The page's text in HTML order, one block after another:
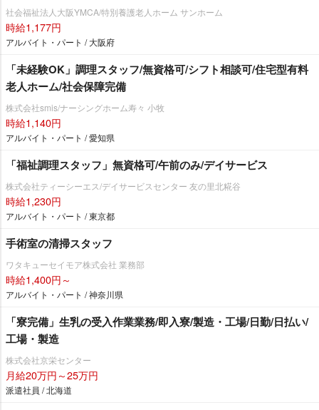
社会福祉法人大阪YMCA/特別養護老人ホーム サンホーム
時給1,177円
アルバイト・パート / 大阪府
「未経験OK」調理スタッフ/無資格可/シフト相談可/住宅型有料
老人ホーム/社会保障完備
株式会社smis/ナーシングホーム寿々 小牧
時給1,140円
アルバイト・パート / 愛知県
「福祉調理スタッフ」無資格可/午前のみ/デイサービス
株式会社ティーシーエス/デイサービスセンター 友の里北糀谷
時給1,230円
アルバイト・パート / 東京都
手術室の清掃スタッフ
ワタキューセイモア株式会社 業務部
時給1,400円～
アルバイト・パート / 神奈川県
「寮完備」生乳の受入作業業務/即入寮/製造・工場/日勤/日払い/
工場・製造
株式会社京栄センター
月給20万円～25万円
派遣社員 / 北海道